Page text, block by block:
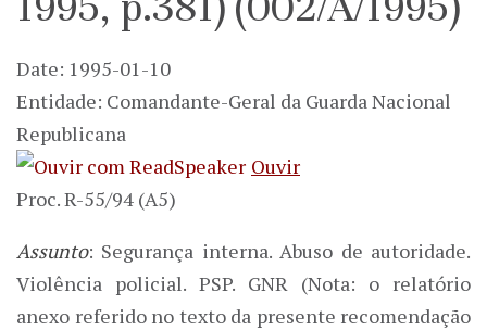
Date: 1995-01-10
Entidade: Comandante-Geral da Guarda Nacional
Republicana
Ouvir
Proc. R-55/94 (A5)
Assunto: Segurança interna. Abuso de autoridade.
Violência policial. PSP. GNR (Nota: o relatório
anexo referido no texto da presente recomendação